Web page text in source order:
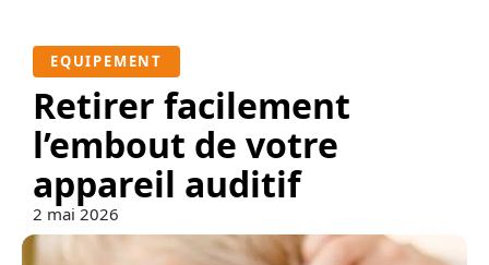
EQUIPEMENT
Retirer facilement
l’embout de votre
appareil auditif
2 mai 2026